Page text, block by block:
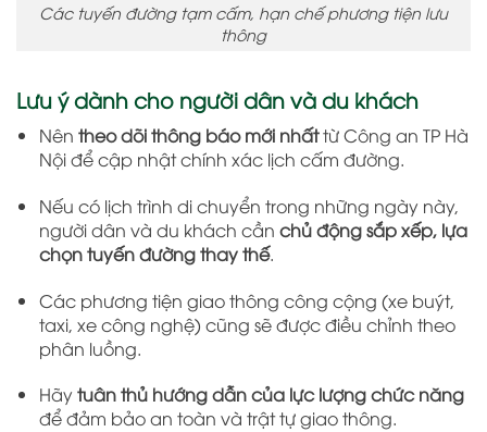
Các tuyến đường tạm cấm, hạn chế phương tiện lưu
thông
Lưu ý dành cho người dân và du khách
Nên theo dõi thông báo mới nhấttừ Công an TP Hà
Nội để cập nhật chính xác lịch cấm đường.
Nếu có lịch trình di chuyển trong những ngày này,
người dân và du khách cần chủ động sắp xếp, lựa
chọn tuyến đường thay thế.
Các phương tiện giao thông công cộng (xe buýt,
taxi, xe công nghệ) cũng sẽ được điều chỉnh theo
phân luồng.
Hãytuân thủ hướng dẫn của lực lượng chức năng
để đảm bảo an toàn và trật tự giao thông.